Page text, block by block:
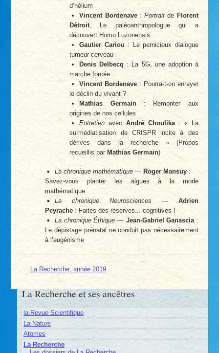
d’hélium
Vincent Bordenave:Portraitde Florent
Détroit, Le paléoanthropologue qui a
découvert Homo Luzonensis
Gautier Cariou : Le pernicieux dialogue
tumeur-cerveau
Denis Delbecq: La 5G, une adoption à
marche forcée
Vincent Bordenave : Pourra-t-on enrayer
le déclin du vivant ?
Mathias Germain: Remonter aux
origines de nos cellules
Entretien avecAndré Choulika: « La
surmédiatisation de CRISPR incite à des
dérives dans la recherche » (Propos
recueillis parMathias Germain)
La chronique mathématique —Roger Mansuy :
Savez-vous planter les algues à la mode
mathématique
La chronique Neurosciences— Adrien
Peyrache : Faites des réserves... cognitives !
La chronique Éthique— Jean-Gabriel Ganascia:
Le dépistage prénatal ne conduit pas nécessairement
à l’eugénisme
La Recherche, année 2019
La Recherche et ses ancêtres
la Revue Scientifique
La Nature
Atomes
La Recherche